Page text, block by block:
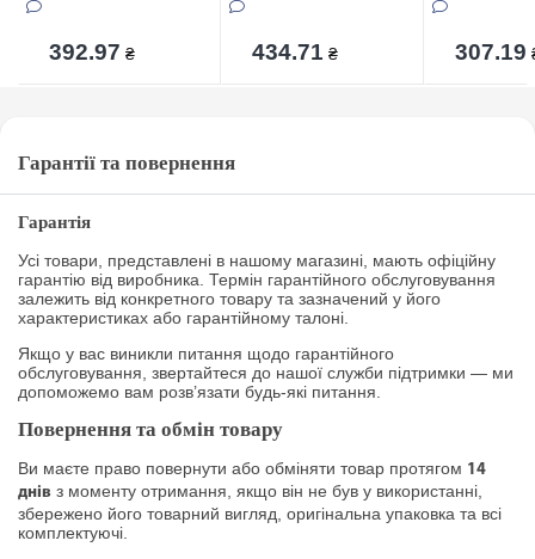
392.97 ₴ 434.71 ₴ 307.19
Гарантії та повернення
Гарантія
Усі товари, представлені в нашому магазині, мають офіційну
гарантію від виробника. Термін гарантійного обслуговування
залежить від конкретного товару та зазначений у його
характеристиках або гарантійному талоні.
Якщо у вас виникли питання щодо гарантійного
обслуговування, звертайтеся до нашої служби підтримки — ми
допоможемо вам розв’язати будь-які питання.
Повернення та обмін товару
Ви маєте право повернути або обміняти товар протягом 14
днів з моменту отримання, якщо він не був у використанні,
збережено його товарний вигляд, оригінальна упаковка та всі
комплектуючі.